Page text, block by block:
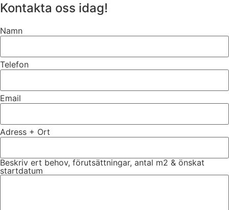
Kontakta oss idag!
Namn
Telefon
Email
Adress + Ort
Beskriv ert behov, förutsättningar, antal m2 & önskat
startdatum